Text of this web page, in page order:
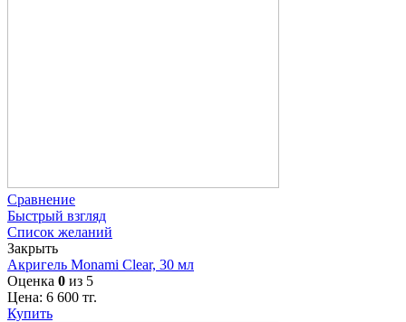
Сравнение
Быстрый взгляд
Список желаний
Закрыть
Акригель Monami Clear, 30 мл
Оценка 0 из 5
Цена: 6 600 тг.
Купить